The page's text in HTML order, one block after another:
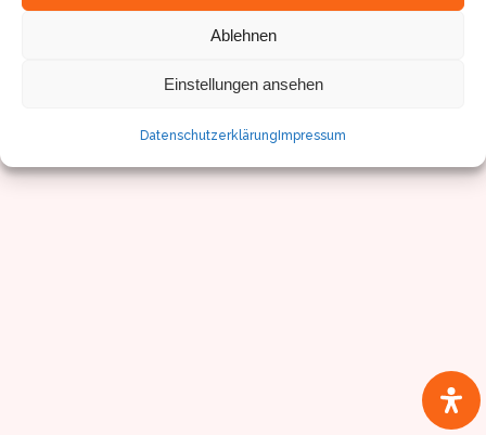
Ablehnen
Einstellungen ansehen
Datenschutzerklärung Impressum